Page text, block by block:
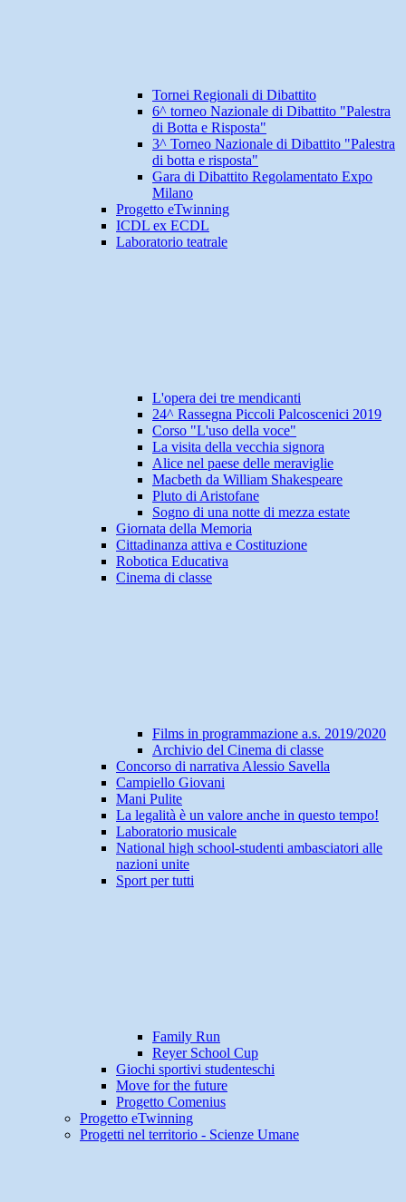
Tornei Regionali di Dibattito
6^ torneo Nazionale di Dibattito "Palestra
di Botta e Risposta"
3^ Torneo Nazionale di Dibattito "Palestra
di botta e risposta"
Gara di Dibattito Regolamentato Expo
Milano
Progetto eTwinning
ICDL ex ECDL
Laboratorio teatrale
L'opera dei tre mendicanti
24^ Rassegna Piccoli Palcoscenici 2019
Corso "L'uso della voce"
La visita della vecchia signora
Alice nel paese delle meraviglie
Macbeth da William Shakespeare
Pluto di Aristofane
Sogno di una notte di mezza estate
Giornata della Memoria
Cittadinanza attiva e Costituzione
Robotica Educativa
Cinema di classe
Films in programmazione a.s. 2019/2020
Archivio del Cinema di classe
Concorso di narrativa Alessio Savella
Campiello Giovani
Mani Pulite
La legalità è un valore anche in questo tempo!
Laboratorio musicale
National high school-studenti ambasciatori alle
nazioni unite
Sport per tutti
Family Run
Reyer School Cup
Giochi sportivi studenteschi
Move for the future
Progetto Comenius
Progetto eTwinning
Progetti nel territorio - Scienze Umane